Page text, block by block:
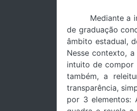
Mediante a
de graduação
âmbito estadual,
Nesse contexto,
intuito de compor
também, a
transparência,
por 3 elementos: